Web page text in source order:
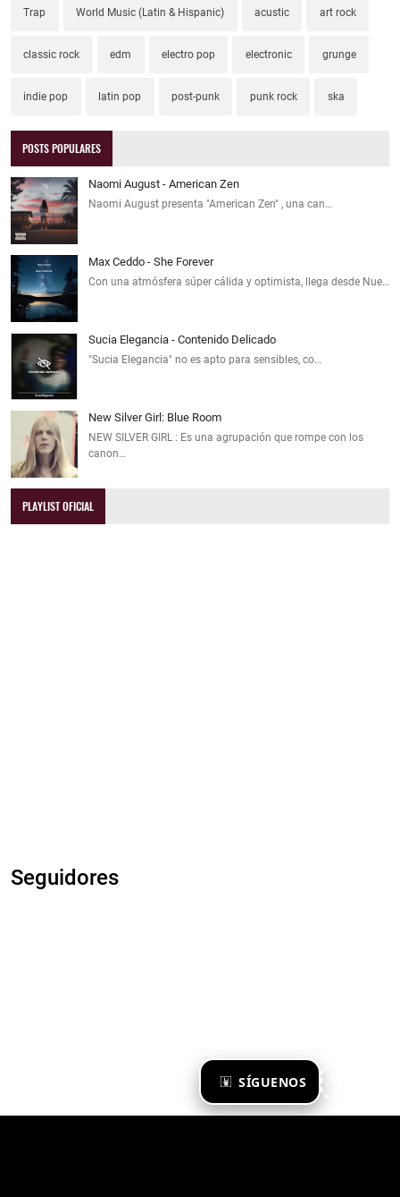
SÍGUENOS
Trap World Music (Latin & Hispanic) acustic art rock
classic rock edm electro pop electronic grunge
indie pop latin pop post-punk punk rock ska
POSTS POPULARES
Naomi August - American Zen
Naomi August presenta "American Zen" , una can…
Max Ceddo - She Forever
Con una atmósfera súper cálida y optimista, llega desde Nue…
Sucia Elegancia - Contenido Delicado
"Sucia Elegancia" no es apto para sensibles, co…
New Silver Girl: Blue Room
NEW SILVER GIRL : Es una agrupación que rompe con los
canon…
PLAYLIST OFICIAL
Seguidores